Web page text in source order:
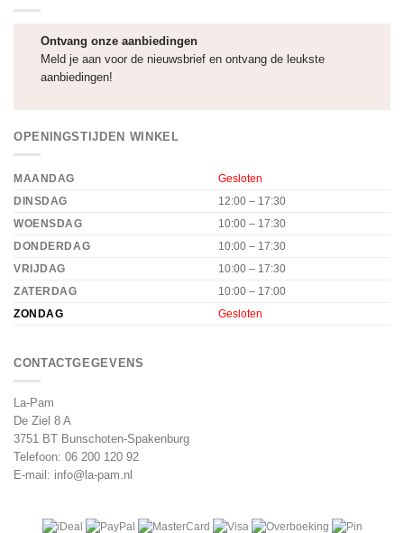
Ontvang onze aanbiedingen
Meld je aan voor de nieuwsbrief en ontvang de leukste
aanbiedingen!
OPENINGSTIJDEN WINKEL
MAANDAG Gesloten
DINSDAG 12:00 – 17:30
WOENSDAG 10:00 – 17:30
DONDERDAG 10:00 – 17:30
VRIJDAG 10:00 – 17:30
ZATERDAG 10:00 – 17:00
ZONDAG Gesloten
CONTACTGEGEVENS
La-Pam
De Ziel 8 A
3751 BT Bunschoten-Spakenburg
Telefoon: 06 200 120 92
E-mail: info@la-pam.nl